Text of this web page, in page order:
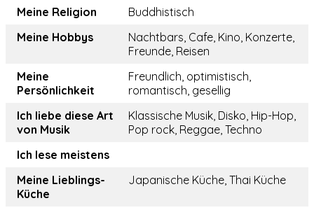
Meine Religion
Buddhistisch
Meine Hobbys
Nachtbars, Cafe, Kino, Konzerte,
Freunde, Reisen
Meine
Persönlichkeit
Freundlich, optimistisch,
romantisch, gesellig
Ich liebe diese Art
von Musik
Klassische Musik, Disko, Hip-Hop,
Pop rock, Reggae, Techno
Ich lese meistens
Meine Lieblings-
Küche
Japanische Küche, Thai Küche